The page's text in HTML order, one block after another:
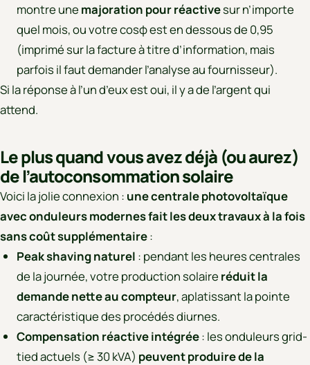
montre une majoration pour réactivesur n’importe
quel mois, ou votre cosφ est en dessous de 0,95
(imprimé sur la facture à titre d’information, mais
parfois il faut demander l’analyse au fournisseur).
Si la réponse à l’un d’eux est oui, il y a de l’argent qui
attend.
Le plus quand vous avez déjà (ou aurez)
de l’autoconsommation solaire
Voici la jolie connexion : une centrale photovoltaïque
avec onduleurs modernes fait les deux travaux à la fois
sans coût supplémentaire:
Peak shaving naturel : pendant les heures centrales
de la journée, votre production solaire réduit la
demande nette au compteur, aplatissant la pointe
caractéristique des procédés diurnes.
Compensation réactive intégrée: les onduleurs grid-
tied actuels (≥ 30 kVA) peuvent produire de la